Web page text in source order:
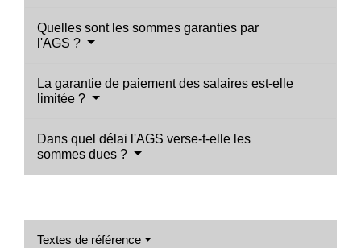
Quelles sont les sommes garanties par
l'AGS ?
La garantie de paiement des salaires est-elle
limitée ?
Dans quel délai l'AGS verse-t-elle les
sommes dues ?
Textes de référence